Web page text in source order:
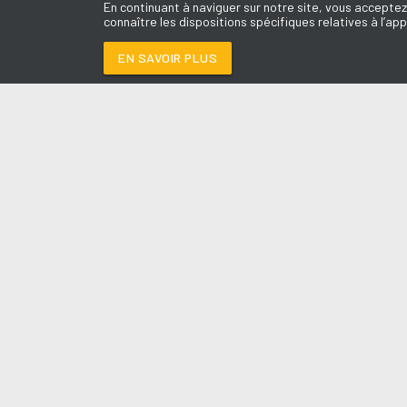
En continuant à naviguer sur notre site, vous
connaître les dispositions spécifiques relatives à
EN SAVOIR PLUS